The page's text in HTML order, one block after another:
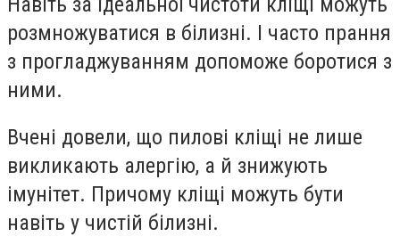
розмножуватися в білизні. І часто прання
з прогладжуванням допоможе боротися з
ними.
Вчені довели, що пилові кліщі не лише
викликають алергію, а й знижують
імунітет. Причому кліщі можуть бути
навіть у чистій білизні.